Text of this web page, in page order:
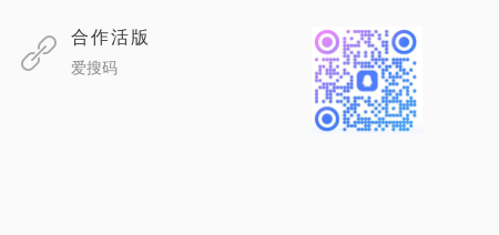
合作活版
爱搜码